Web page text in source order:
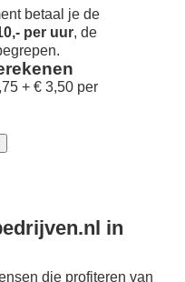
betaal je de
per uur, de
+ € 3,50 per
in
die profiteren van